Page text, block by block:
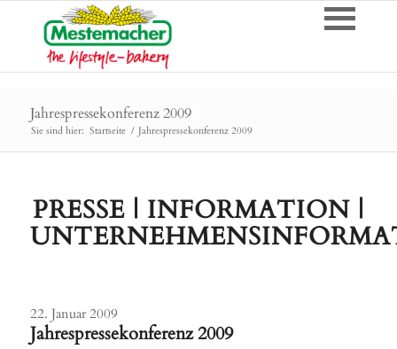
Jahrespressekonferenz 2009
Sie sind hier: Startseite / Jahrespressekonferenz 2009
PRESSE | INFORMATION |
22. Januar 2009
Jahrespressekonferenz 2009